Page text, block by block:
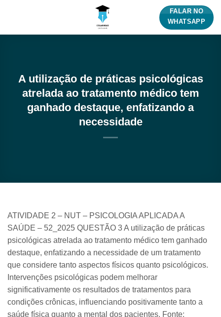
FALAR NO
WHATSAPP
A utilização de práticas psicológicas
atrelada ao tratamento médico tem
ganhado destaque, enfatizando a
necessidade
ATIVIDADE 2 – NUT – PSICOLOGIA APLICADA A
SAÚDE – 52_2025 QUESTÃO 3 A utilização de práticas
psicológicas atrelada ao tratamento médico tem ganhado
destaque, enfatizando a necessidade de um tratamento
que considere tanto aspectos físicos quanto psicológicos.
Intervenções psicológicas podem melhorar
significativamente os resultados de tratamentos para
condições crônicas, influenciando positivamente tanto a
saúde física quanto a mental dos pacientes. Fonte: